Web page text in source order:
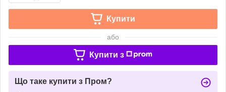
Купити
або
Купити з
Що таке купити з Пром?